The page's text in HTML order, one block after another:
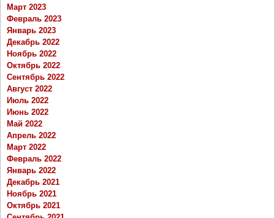
Март 2023
Февраль 2023
Январь 2023
Декабрь 2022
Ноябрь 2022
Октябрь 2022
Сентябрь 2022
Август 2022
Июль 2022
Июнь 2022
Май 2022
Апрель 2022
Март 2022
Февраль 2022
Январь 2022
Декабрь 2021
Ноябрь 2021
Октябрь 2021